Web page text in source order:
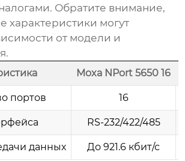
Обратите внимание,
характеристики могут
от модели и
Moxa NPort 5650 16
портов 16
RS-232/422/485
данных До 921.6 кбит/с